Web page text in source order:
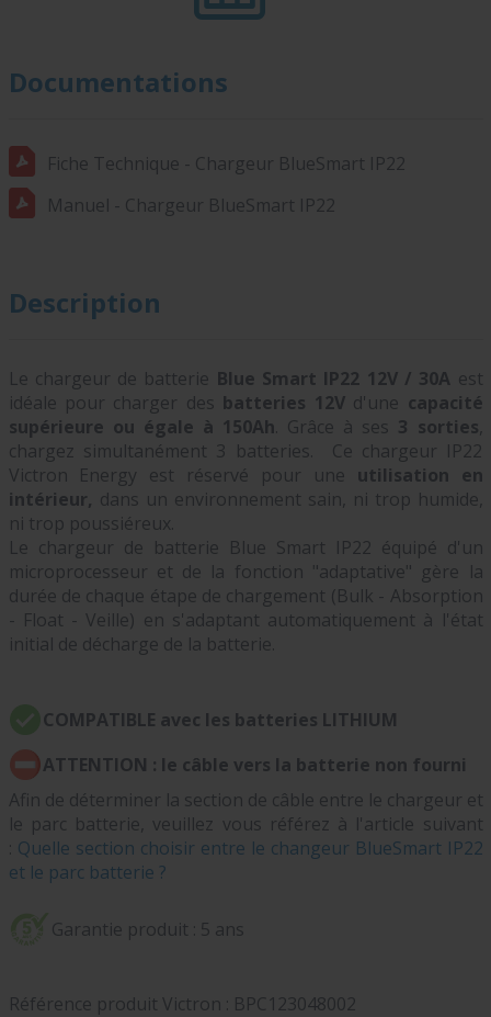
Documentations
Fiche Technique - Chargeur BlueSmart IP22
Manuel - Chargeur BlueSmart IP22
Description
Le chargeur de batterie Blue Smart IP22 12V / 30A est
idéale pour charger des batteries 12Vd'une capacité
supérieure ou égale à 150Ah. Grâce à ses 3 sorties
chargez simultanément 3 batteries. Ce chargeur IP22
Victron Energy est réservé pour une utilisation en
intérieur, dans un environnement sain, ni trop humide,
ni trop poussiéreux.
Le chargeur de batterie Blue Smart IP22 équipé d'un
microprocesseur et de la fonction "adaptative" gère la
durée de chaque étape de chargement (Bulk - Absorption
- Float - Veille) en s'adaptant automatiquement à l'état
initial de décharge de la batterie.
COMPATIBLE avec les batteries LITHIUM
ATTENTION : le câble vers la batterie non fourni
Afin de déterminer la section de câble entre le chargeur et
le parc batterie, veuillez vous référez à l'article suivant
: Quelle section choisir entre le changeur BlueSmart IP22
et le parc batterie ?
Garantie produit : 5 ans
Référence produit Victron : BPC123048002